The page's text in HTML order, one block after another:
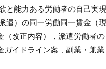
と能力ある労働者の自己実現
遣）の同一労働同一賃金（現
（改正内容），派遣労働者の
ガイドライン案，副業・兼業